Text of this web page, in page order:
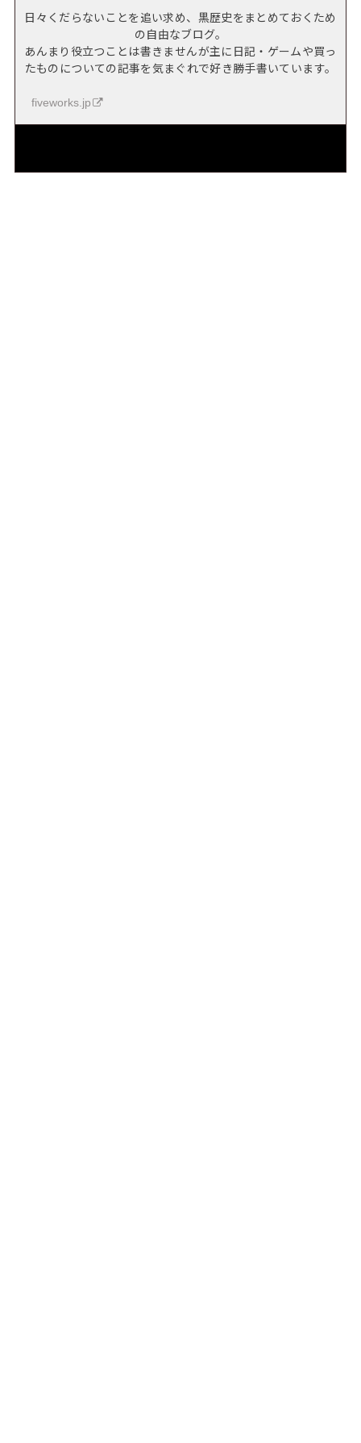
日々くだらないことを追い求め、黒歴史をまとめておくため
の自由なブログ。
あんまり役立つことは書きませんが主に日記・ゲームや買っ
たものについての記事を気まぐれで好き勝手書いています。
fiveworks.jp